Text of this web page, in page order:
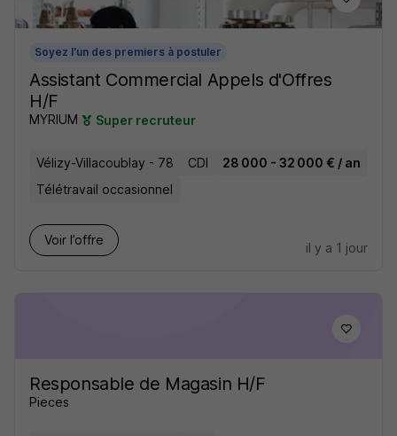
Soyez l'un des premiers à postuler
Assistant Commercial Appels d'Offres
H/F
MYRIUM Super recruteur
Vélizy-Villacoublay - 78 CDI
28 000 - 32 000 € / an
Télétravail occasionnel
Voir l’offre
il y a 1 jour
Responsable de Magasin H/F
Pieces